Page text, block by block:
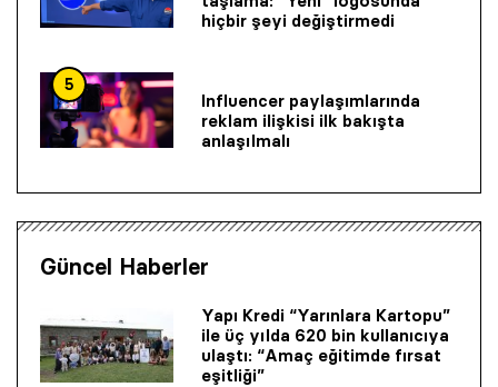
hiçbir şeyi değiştirmedi
5
Influencer paylaşımlarında
reklam ilişkisi ilk bakışta
anlaşılmalı
Güncel Haberler
Yapı Kredi “Yarınlara Kartopu”
ile üç yılda 620 bin kullanıcıya
ulaştı: “Amaç eğitimde fırsat
eşitliği”